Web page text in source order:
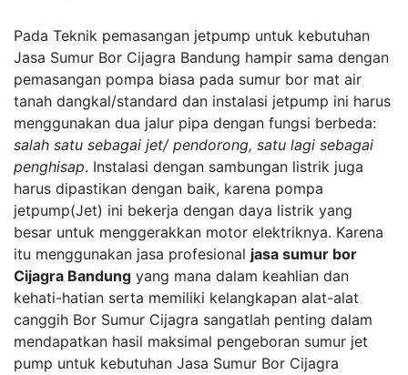
Pada Teknik pemasangan jetpump untuk kebutuhan
Jasa Sumur Bor Cijagra Bandung hampir sama dengan
pemasangan pompa biasa pada sumur bor mat air
tanah dangkal/standard dan instalasi jetpump ini harus
menggunakan dua jalur pipa dengan fungsi berbeda:
salah satu sebagai jet/ pendorong, satu lagi sebagai
penghisap. Instalasi dengan sambungan listrik juga
harus dipastikan dengan baik, karena pompa
jetpump(Jet) ini bekerja dengan daya listrik yang
besar untuk menggerakkan motor elektriknya. Karena
itu menggunakan jasa profesional jasa sumur bor
Cijagra Bandung yang mana dalam keahlian dan
kehati-hatian serta memiliki kelangkapan alat-alat
canggih Bor Sumur Cijagra sangatlah penting dalam
mendapatkan hasil maksimal pengeboran sumur jet
pump untuk kebutuhan Jasa Sumur Bor Cijagra